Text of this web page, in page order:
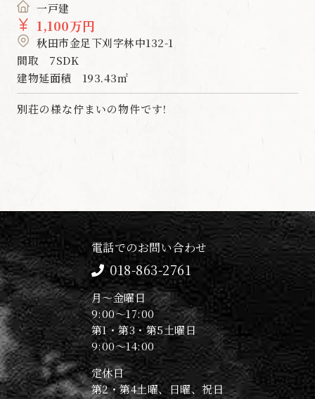
一戸建
1,100万円
秋田市金足下刈字林中132-1
間取
7SDK
建物延面積
193.43㎡
別荘の様な佇まいの物件です!
電話でのお問い合わせ
018-863-2761
月～金曜日
9:00～17:00
第1・第3・第5土曜日
9:00～14:00
定休日
第2・第4土曜、日曜、祝日